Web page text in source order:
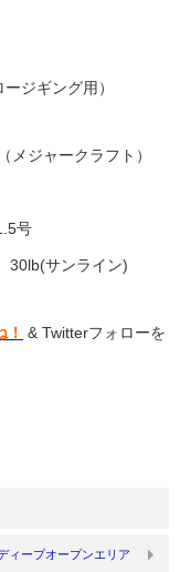
ジギング用）
（メジャークラフト）
号
30lb(サンライン)
& Twitterフォローを
ィープオープンエリア